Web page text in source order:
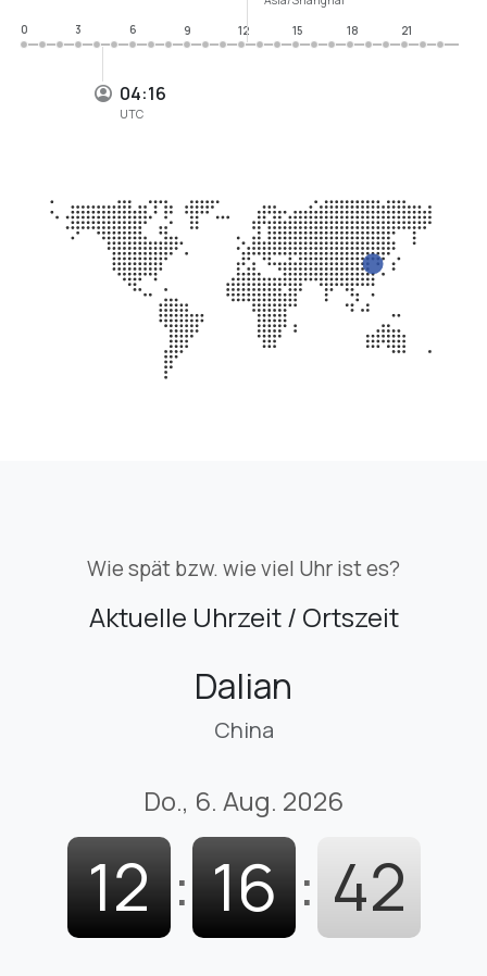
04:16
UTC
0
3 6 9 12 15 18 21
Wie spät bzw. wie viel Uhr ist es?
Aktuelle Uhrzeit / Ortszeit
Dalian
China
Do., 6. Aug. 2026
12 : 16 : 43